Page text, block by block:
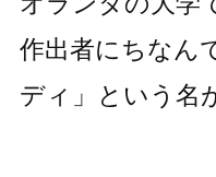
作出者にちなん
ディ」という名